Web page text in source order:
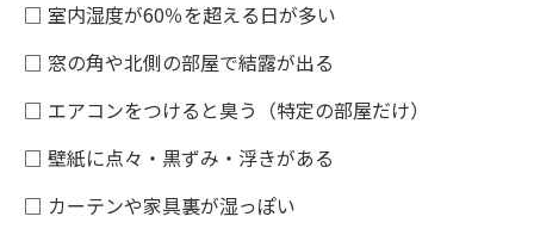
□ 室内湿度が60％を超える日が多い
□ 窓の角や北側の部屋で結露が出る
□ エアコンをつけると臭う（特定の部屋だけ）
□ 壁紙に点々・黒ずみ・浮きがある
□ カーテンや家具裏が湿っぽい